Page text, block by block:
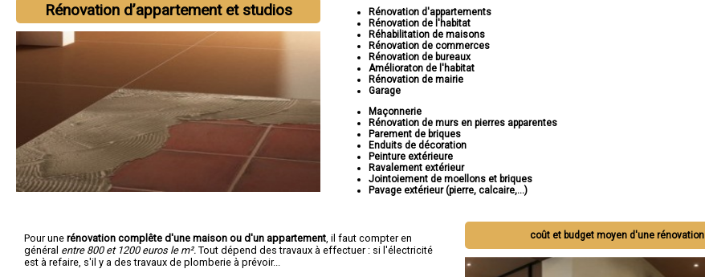
Rénovation d’appartement et studios
Rénovation d'appartements
Rénovation de l'habitat
Réhabilitation de maisons
Rénovation de commerces
Rénovation de bureaux
Amélioraton de l'habitat
Rénovation de mairie
Garage
Maçonnerie
Rénovation de murs en pierres apparentes
Parement de briques
Enduits de décoration
Peinture extérieure
Ravalement extérieur
Jointoiement de moellons et briques
Pavage extérieur (pierre, calcaire,...)
coût et budget moyen d'une rénovation
Pour une rénovation complête d'une maison ou d'un appartement , il faut compter en
général entre 800 et 1200 euros le m². Tout dépend des travaux à effectuer : si l'électricité
est à refaire, s'il y a des travaux de plomberie à prévoir...